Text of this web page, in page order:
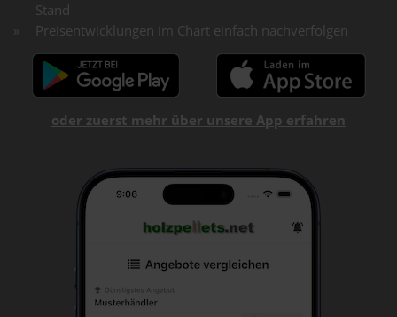
Stand
Preisentwicklungen im Chart einfach nachverfolgen
oder zuerst mehr über unsere App erfahren